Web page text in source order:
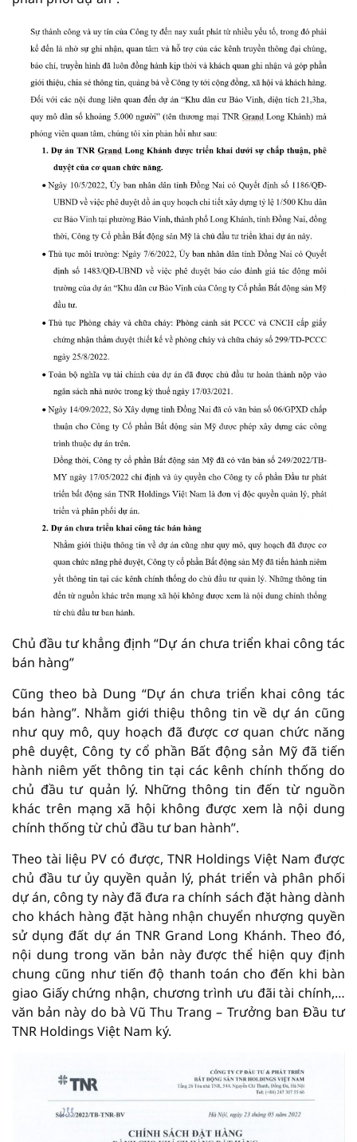
Chủ đầu tư khẳng định “Dự án chưa triển khai công tác
bán hàng”
Cũng theo bà Dung “Dự án chưa triển khai công tác
bán hàng”. Nhằm giới thiệu thông tin về dự án cũng
như quy mô, quy hoạch đã được cơ quan chức năng
phê duyệt, Công ty cổ phần Bất động sản Mỹ đã tiến
hành niêm yết thông tin tại các kênh chính thống do
chủ đầu tư quản lý. Những thông tin đến từ nguồn
khác trên mạng xã hội không được xem là nội dung
chính thống từ chủ đầu tư ban hành”.
Theo tài liệu PV có được, TNR Holdings Việt Nam được
chủ đầu tư ủy quyền quản lý, phát triển và phân phối
dự án, công ty này đã đưa ra chính sách đặt hàng dành
cho khách hàng đặt hàng nhận chuyển nhượng quyền
sử dụng đất dự án TNR Grand Long Khánh. Theo đó,
nội dung trong văn bản này được thể hiện quy định
chung cũng như tiến độ thanh toán cho đến khi bàn
giao Giấy chứng nhận, chương trình ưu đãi tài chính,…
văn bản này do bà Vũ Thu Trang – Trưởng ban Đầu tư
TNR Holdings Việt Nam ký.